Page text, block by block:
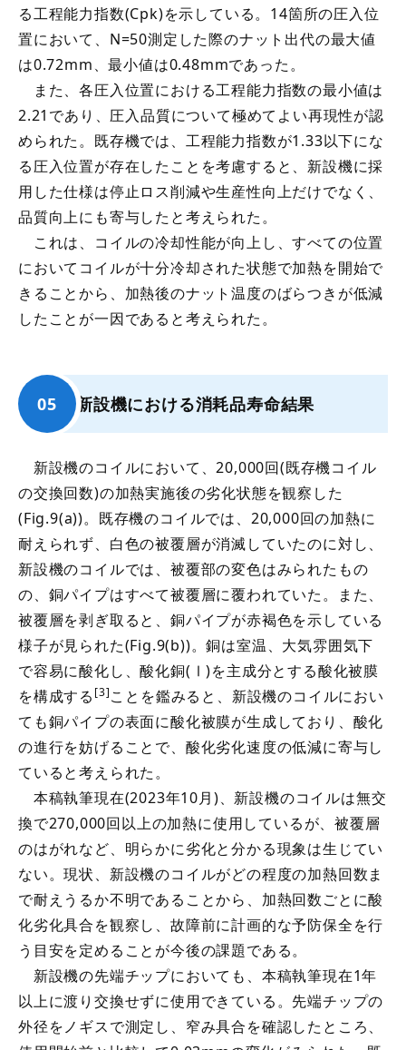
る工程能力指数(Cpk)を示している。14箇所の圧入位
置において、N=50測定した際のナット出代の最大値
は0.72mm、最小値は0.48mmであった。
また、各圧入位置における工程能力指数の最小値は
2.21であり、圧入品質について極めてよい再現性が認
められた。既存機では、工程能力指数が1.33以下にな
る圧入位置が存在したことを考慮すると、新設機に採
用した仕様は停止ロス削減や生産性向上だけでなく、
品質向上にも寄与したと考えられた。
これは、コイルの冷却性能が向上し、すべての位置
においてコイルが十分冷却された状態で加熱を開始で
きることから、加熱後のナット温度のばらつきが低減
したことが一因であると考えられた。
新設機における消耗品寿命結果
新設機のコイルにおいて、20,000回(既存機コイル
の交換回数)の加熱実施後の劣化状態を観察した
(Fig.9(a))。既存機のコイルでは、20,000回の加熱に
耐えられず、白色の被覆層が消滅していたのに対し、
新設機のコイルでは、被覆部の変色はみられたもの
の、銅パイプはすべて被覆層に覆われていた。また、
被覆層を剥ぎ取ると、銅パイプが赤褐色を示している
様子が見られた(Fig.9(b))。銅は室温、大気雰囲気下
で容易に酸化し、酸化銅(Ⅰ)を主成分とする酸化被膜
を構成する [3]ことを鑑みると、新設機のコイルにおい
ても銅パイプの表面に酸化被膜が生成しており、酸化
の進行を妨げることで、酸化劣化速度の低減に寄与し
ていると考えられた。
本稿執筆現在(2023年10月)、新設機のコイルは無交
換で270,000回以上の加熱に使用しているが、被覆層
のはがれなど、明らかに劣化と分かる現象は生じてい
ない。現状、新設機のコイルがどの程度の加熱回数ま
で耐えうるか不明であることから、加熱回数ごとに酸
化劣化具合を観察し、故障前に計画的な予防保全を行
う目安を定めることが今後の課題である。
新設機の先端チップにおいても、本稿執筆現在1年
以上に渡り交換せずに使用できている。先端チップの
外径をノギスで測定し、窄み具合を確認したところ、